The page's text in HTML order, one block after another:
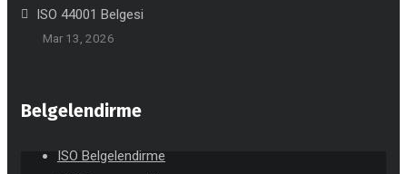
ISO 44001 Belgesi
Mar 13, 2026
Belgelendirme
ISO Belgelendirme